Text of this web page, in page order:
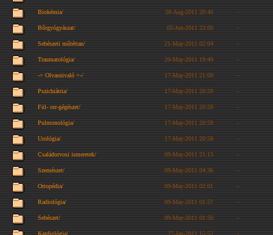
Biokémia/ 28-Aug-2011 20:46 -
Bőrgyógyászat/ 05-Jun-2011 23:00 -
Sebészeti műtéttan/ 21-May-2011 02:04 -
Traumatológia/ 20-May-2011 19:49 -
-= Olvasnivaló =-/ 17-May-2011 21:00 -
Pszichiátria/ 17-May-2011 20:59 -
Fül- orr-gégészet/ 17-May-2011 20:59 -
Pulmonológia/ 17-May-2011 20:59 -
Urológia/ 17-May-2011 20:58 -
Családorvosi ismeretek/ 09-May-2011 21:15 -
Szemészet/ 09-May-2011 04:36 -
Ortopédia/ 09-May-2011 02:01 -
Radiológia/ 09-May-2011 01:57 -
Sebészet/ 09-May-2011 01:56 -
Kardiológia/ 27-Jan-2011 15:52 -